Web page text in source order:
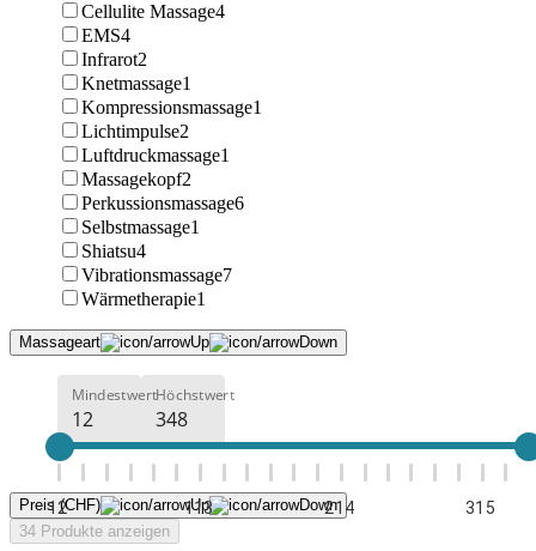
Cellulite Massage4
EMS4
Infrarot2
Knetmassage1
Kompressionsmassage1
Lichtimpulse2
Luftdruckmassage1
Massagekopf2
Perkussionsmassage6
Selbstmassage1
Shiatsu4
Vibrationsmassage7
Wärmetherapie1
Massageart
MindestwertHöchstwert
12 113 214 315
Preis (CHF)
34 Produkte anzeigen